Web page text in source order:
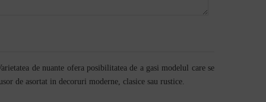
de nuante ofera posibilitatea de a gasi modelul care se
de asortat in decoruri moderne, clasice sau rustice.